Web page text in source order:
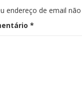
endereço de email
*